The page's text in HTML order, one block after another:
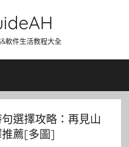
軟件生活教程大全
選擇攻略：再見山
薦[多圖]